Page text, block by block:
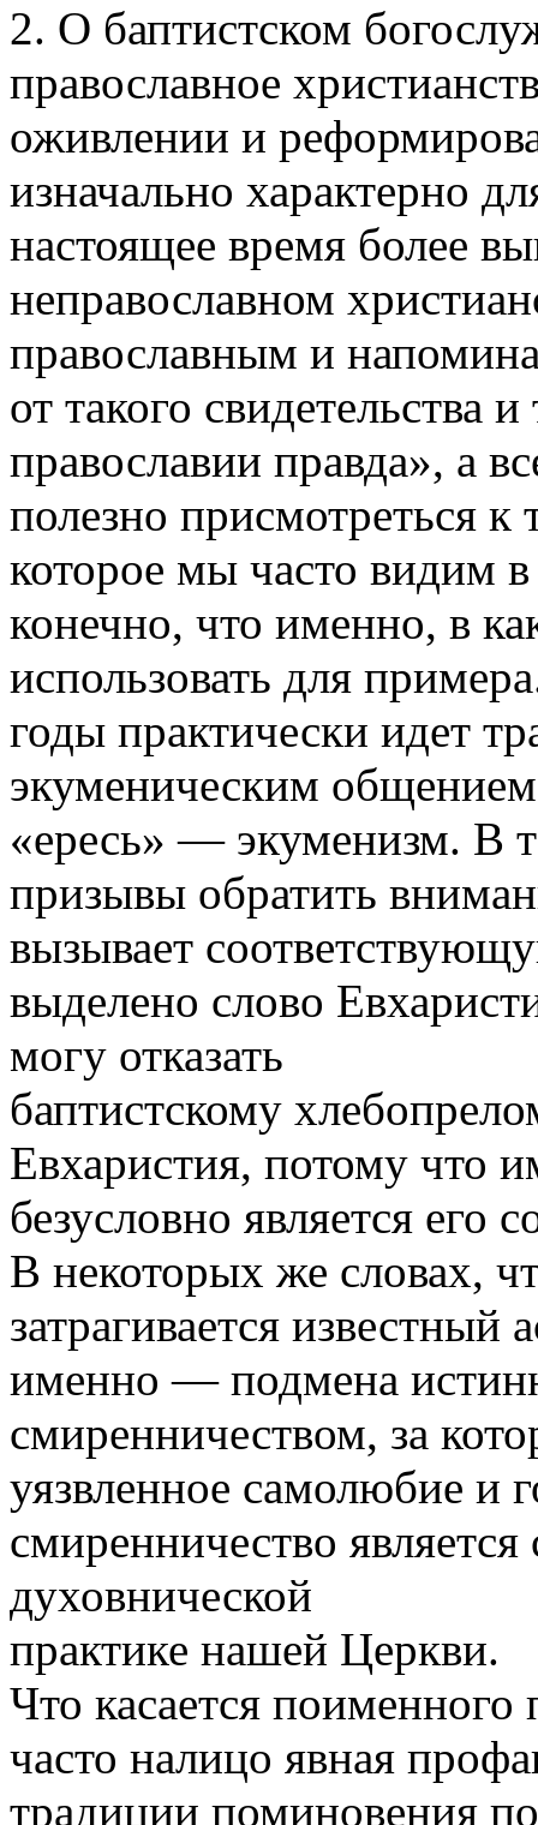
2. О баптистском
православное
оживлении и
изначально характерно
настоящее время более
неправославном
православным и
от такого свидетельства
православии правда», а
полезно присмотреться
которое мы часто видим
конечно, что именно, в
использовать для
годы практически идет
экуменическим
«ересь» — экуменизм. В
призывы обратить
вызывает
выделено слово
могу отказать
баптистскому
Евхаристия, потому что
безусловно является его
В некоторых же словах,
затрагивается
именно — подмена
смиренничеством, за
уязвленное самолюбие и
смиренничество
духовнической
практике нашей Церкви.
Что касается
часто налицо явная
традиции поминовения